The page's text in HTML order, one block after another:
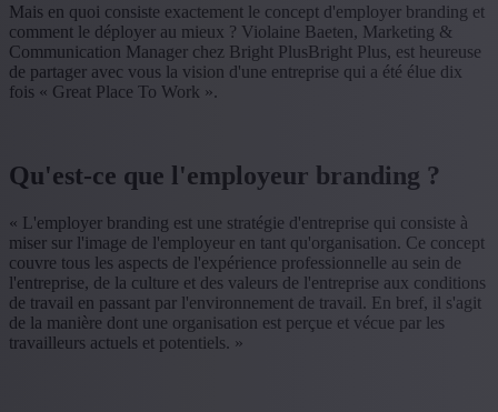
Mais en quoi consiste exactement le concept d'employer branding et
comment le déployer au mieux ? Violaine Baeten, Marketing &
Communication Manager chez Bright PlusBright Plus, est heureuse
de partager avec vous la vision d'une entreprise qui a été élue dix
fois « Great Place To Work ».
Qu'est-ce que l'employeur branding ?
« L'employer branding est une stratégie d'entreprise qui consiste à
miser sur l'image de l'employeur en tant qu'organisation. Ce concept
couvre tous les aspects de l'expérience professionnelle au sein de
l'entreprise, de la culture et des valeurs de l'entreprise aux conditions
de travail en passant par l'environnement de travail. En bref, il s'agit
de la manière dont une organisation est perçue et vécue par les
travailleurs actuels et potentiels. »